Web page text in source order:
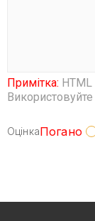
Примітка:
ОцінкаПогано